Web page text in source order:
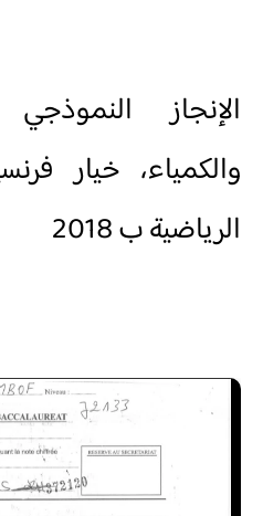
والكمياء، خيار
الرياضية ب 2018